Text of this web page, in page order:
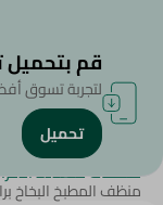
الرئيسية/الجمال
منظفات متعددة
منظف المطبخ البخاخ
قم بتحميل
لتجربة تسوق
تحميل